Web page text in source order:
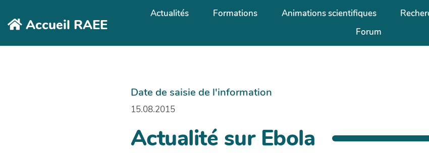
Accueil RAEE
Actualités Formations Animations scientifiques
Forum
Date de saisie de l'information
15.08.2015
Actualité sur Ebola